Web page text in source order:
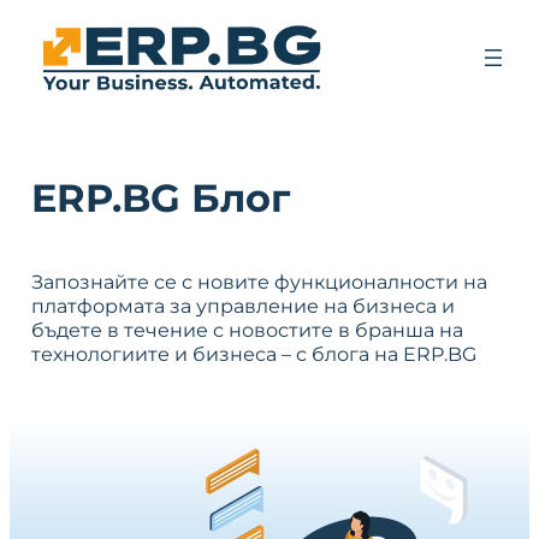
ERP.BG Блог
Запознайте се с новите функционалности на
платформата за управление на бизнеса и
бъдете в течение с новостите в бранша на
технологиите и бизнеса – с блога на ERP.BG